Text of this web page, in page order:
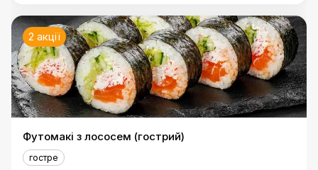
2 акції
Футомакі з лососем (гострий)
гостре